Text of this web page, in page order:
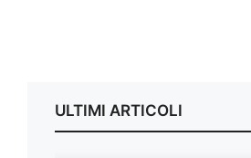
ULTIMI ARTICOLI